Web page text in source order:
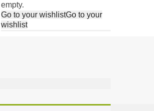
empty.
Go to your wishlistGo to your
wishlist